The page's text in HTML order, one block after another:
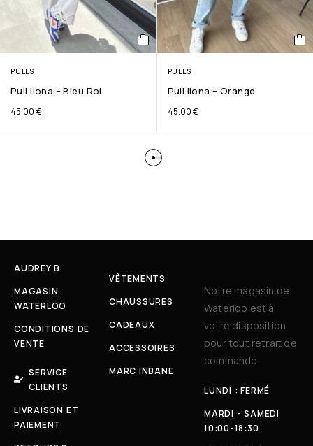
PULLS
Pull Ilona – Bleu Roi
45.00 €
PULLS
Pull Ilona – Orange
45.00€
AUDREY B
MAGASIN
WATERLOO
CONDITIONS DE
VENTE
SERVICE
CLIENTS
LIVRAISON ET
PAIEMENT
VÊTEMENTS
CHAUSSURES
CADEAUX
ACCESSOIRES
MARC INBANE
Notre magasin de
Waterloo est à
votre disposition
pour tout retrait de
commande.
LUNDI : FERMÉ
MARDI - SAMEDI
10:00-18:30